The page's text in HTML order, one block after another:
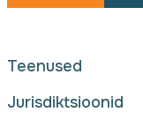
Teenused
Jurisdiktsioonid